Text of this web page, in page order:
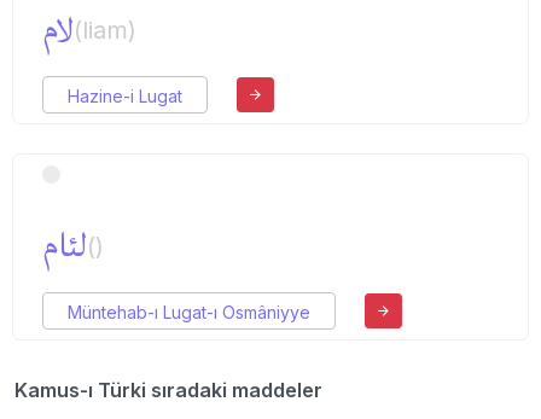
لام(liam)
Hazine-i Lugat
لئام()
Müntehab-ı Lugat-ı Osmâniyye
Kamus-ı Türki sıradaki maddeler